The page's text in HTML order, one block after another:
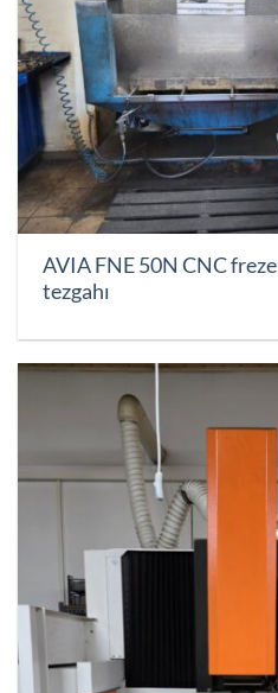
AVIA FNE 50N CNC freze
tezgahı